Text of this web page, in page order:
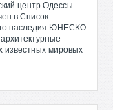
центр Одессы
в Список
наследия ЮНЕСКО.
известных мировых